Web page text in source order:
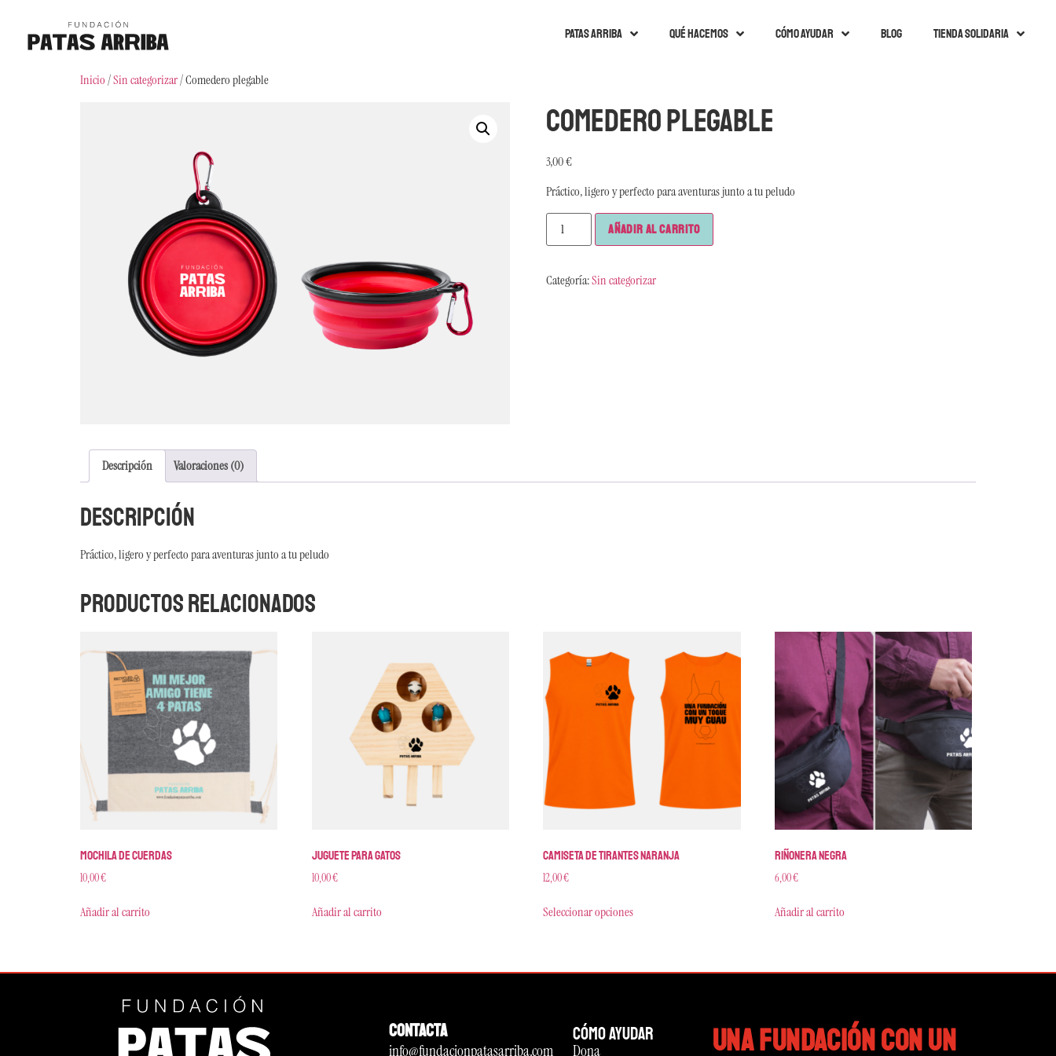
Patas arriba Qué hacemos Cómo ayudar Blog Tienda solidaria
Inicio/Sin categorizar/ Comedero plegable
Comedero plegable
3,00€
Práctico, ligero y perfecto para aventuras junto a tu peludo
Añadir al carrito
Categoría:Sin categorizar
Descripción Valoraciones (0)
Descripción
Práctico, ligero y perfecto para aventuras junto a tu peludo
Productos relacionados
Mochila de cuerdas
10,00€
Añadir al carrito
Juguete para gatos
10,00€
Añadir al carrito
Camiseta de tirantes naranja
12,00€
Seleccionar opciones
Riñonera negra
6,00€
Añadir al carrito
CONTACTA
info@fundacionpatasarriba.com
CÓMO AYUDAR
Dona UNA FUNDACIÓN CON UN